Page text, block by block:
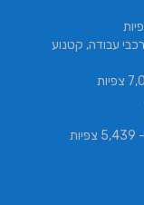
עבודה, קטנוע
- 5,439 צפיות